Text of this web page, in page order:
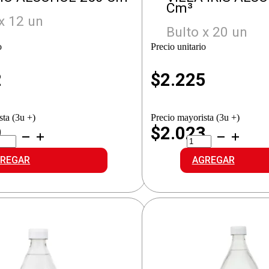
12 un
(3u +)
Cm³
Bulto x 20 un
Precio unitario
$2.225
Precio mayorista (3u +)
$2.023
VILLA
IRIS
ALCOHOL
cantidad
AGREGAR